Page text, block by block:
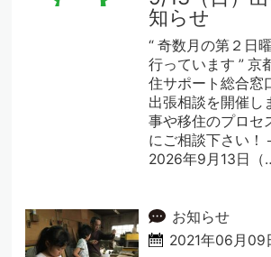
知らせ
“ 奇数月の第２日
行っています ” 京
住サポート総合窓
出張相談を開催し
事や移住のプロセ
にご相談下さい！
2026年9月13日（
お知らせ
2021年06月09